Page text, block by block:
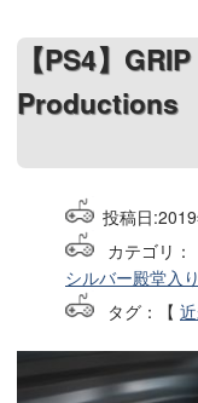
【PS4】
Productions
投稿日:
カテゴリ：
シルバー殿堂入り
タグ ：【